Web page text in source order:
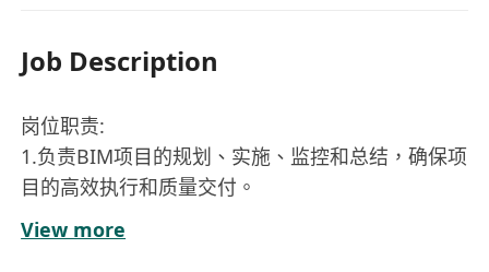
Job Description
岗位职责:
1.负责BIM项目的规划、实施、监控和总结，确保项
目的高效执行和质量交付。
2.协调各BIM团队的工作，辅助部门负责人解决相关
管理事宜。
View more